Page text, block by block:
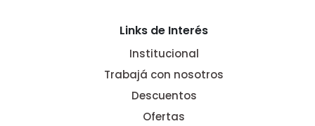
Links de Interés
Institucional
Trabajá con nosotros
Descuentos
Ofertas